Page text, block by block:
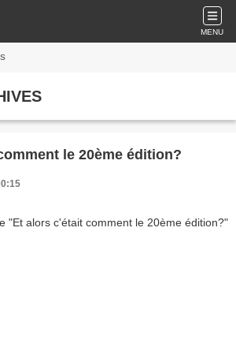
MENU
le 20ème édition?